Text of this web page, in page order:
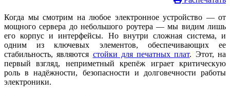
Когда мы смотрим на любое электронное устройство — от
мощного сервера до небольшого роутера — мы видим лишь
его корпус и интерфейсы. Но внутри сложная система, и
одним из ключевых элементов, обеспечивающих ее
стабильность, являются стойки для печатных плат. Этот, на
первый взгляд, неприметный крепёж играет критическую
роль в надёжности, безопасности и долговечности работы
электроники.